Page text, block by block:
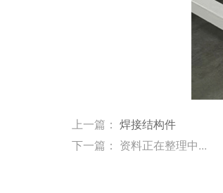
上一篇： 焊接结构件
下一篇： 资料正在整理中...